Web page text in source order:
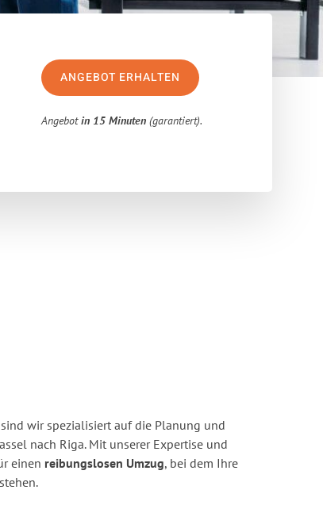
ANGEBOT ERHALTEN
Angebotin 15 Minuten (garantiert).
wir spezialisiert auf die Planung und
nach Riga. Mit unserer Expertise und
einen reibungslosen Umzug, bei dem Ihre